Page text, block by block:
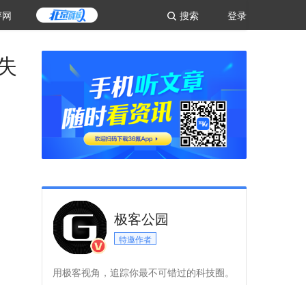
登录
搜索
极客公园
特邀作者
用极客视角，追踪你最不可错过的科技圈。